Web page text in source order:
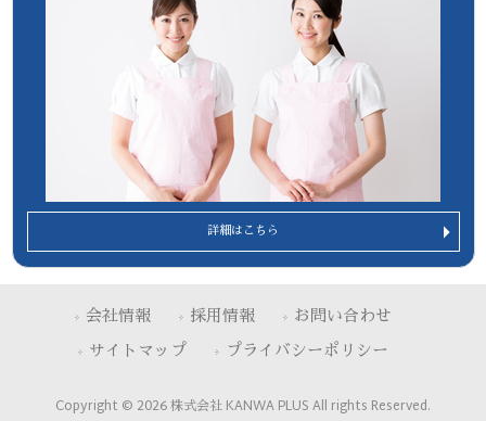
詳細はこちら
会社情報 採用情報
お問い合わせ
サイトマップ
プライバシーポリシー
Copyright © 2026 株式会社 KANWA PLUS All rights Reserved.